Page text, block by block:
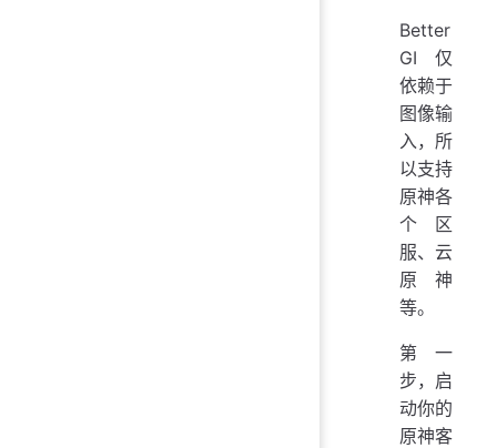
Better
GI 仅
依赖于
图像输
入，所
以支持
原神各
个区
服、云
原神
等。
第一
步，启
动你的
原神客